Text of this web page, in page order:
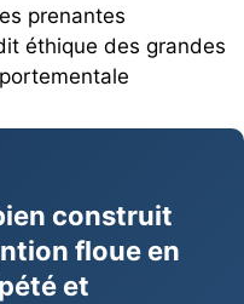
prenantes
éthique des grandes
construit
floue en
et